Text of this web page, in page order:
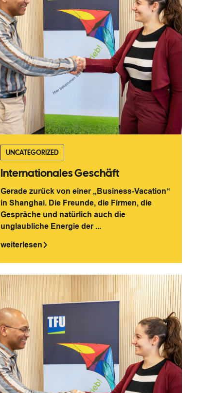
UNCATEGORIZED
Internationales Geschäft
Gerade zurück von einer „Business-Vacation“
in Shanghai. Die Freunde, die Firmen, die
Gespräche und natürlich auch die
unglaubliche Energie der ...
weiterlesen